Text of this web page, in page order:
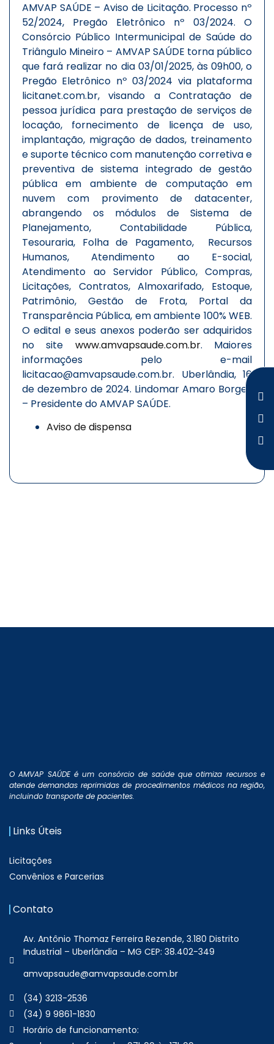
AMVAP SAÚDE – Aviso de Licitação. Processo nº
52/2024, Pregão Eletrônico nº 03/2024. O
Consórcio Público Intermunicipal de Saúde do
Triângulo Mineiro – AMVAP SAÚDE torna público
que fará realizar no dia 03/01/2025, às 09h00, o
Pregão Eletrônico nº 03/2024 via plataforma
licitanet.com.br, visando a Contratação de
pessoa jurídica para prestação de serviços de
locação, fornecimento de licença de uso,
implantação, migração de dados, treinamento
e suporte técnico com manutenção corretiva e
preventiva de sistema integrado de gestão
pública em ambiente de computação em
nuvem com provimento de datacenter,
abrangendo os módulos de Sistema de
Planejamento, Contabilidade Pública,
Tesouraria, Folha de Pagamento, Recursos
Humanos, Atendimento ao E-social,
Atendimento ao Servidor Público, Compras,
Licitações, Contratos, Almoxarifado, Estoque,
Patrimônio, Gestão de Frota, Portal da
Transparência Pública, em ambiente 100% WEB.
O edital e seus anexos poderão ser adquiridos
no site www.amvapsaude.com.br. Maiores
informações pelo e-mail
licitacao@amvapsaude.com.br. Uberlândia, 16
de dezembro de 2024. Lindomar Amaro Borges
– Presidente do AMVAP SAÚDE.
Aviso de dispensa
O AMVAP SAÚDE é um consórcio de saúde que otimiza recursos e
atende demandas reprimidas de procedimentos médicos na região,
incluindo transporte de pacientes.
Links Úteis
Licitações
Convênios e Parcerias
Contato
Av. Antônio Thomaz Ferreira Rezende, 3.180 Distrito
Industrial – Uberlândia – MG CEP: 38.402-349
amvapsaude@amvapsaude.com.br
(34) 3213-2536
(34) 9 9861-1830
Horário de funcionamento: